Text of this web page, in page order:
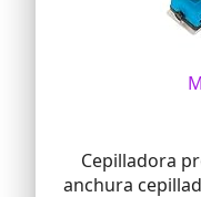
Cepilladora
anchura